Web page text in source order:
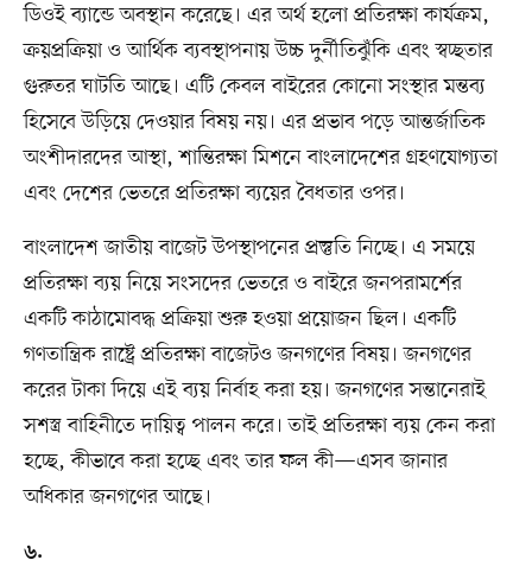
ডিওই ব্যান্ডে অবস্থান করেছে। এর অর্থ হলো প্রতিরক্ষা কার্যক্রম,
ক্রয়প্রক্রিয়া ও আর্থিক ব্যবস্থাপনায় উচ্চ দুর্নীতিঝুঁকি এবং স্বচ্ছতার
গুরুতর ঘাটতি আছে। এটি কেবল বাইরের কোনো সংস্থার মন্তব্য
হিসেবে উড়িয়ে দেওয়ার বিষয় নয়। এর প্রভাব পড়ে আন্তর্জাতিক
অংশীদারদের আস্থা, শান্তিরক্ষা মিশনে বাংলাদেশের গ্রহণযোগ্যতা
এবং দেশের ভেতরে প্রতিরক্ষা ব্যয়ের বৈধতার ওপর।
বাংলাদেশ জাতীয় বাজেট উপস্থাপনের প্রস্তুতি নিচ্ছে। এ সময়ে
প্রতিরক্ষা ব্যয় নিয়ে সংসদের ভেতরে ও বাইরে জনপরামর্শের
একটি কাঠামোবদ্ধ প্রক্রিয়া শুরু হওয়া প্রয়োজন ছিল। একটি
গণতান্ত্রিক রাষ্ট্রে প্রতিরক্ষা বাজেটও জনগণের বিষয়। জনগণের
করের টাকা দিয়ে এই ব্যয় নির্বাহ করা হয়। জনগণের সন্তানেরাই
সশস্ত্র বাহিনীতে দায়িত্ব পালন করে। তাই প্রতিরক্ষা ব্যয় কেন করা
হচ্ছে, কীভাবে করা হচ্ছে এবং তার ফল কী—এসব জানার
অধিকার জনগণের আছে।
৬.